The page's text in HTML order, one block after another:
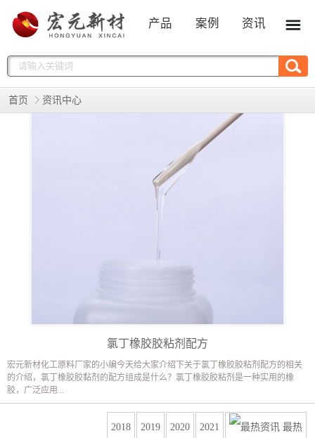
产品 案例 资讯
首页 资讯中心
氯丁橡胶胶粘剂配方
宏元新材化工原料厂家的小编今天给大家介绍下关于氯丁橡胶胶粘剂配方的相关
的介绍，氯丁橡胶胶黏剂的配方组成是什么？氯丁橡胶胶粘剂是一种实用的橡
胶，广泛应用...
2018 2019 2020 2021 最热